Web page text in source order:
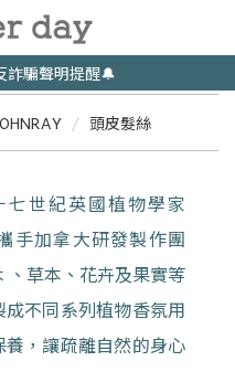
騙聲明提醒🔔
頭皮髮絲
七世紀英國植物學家
手加拿大研發製作團
、草本、花卉及果實等
不同系列植物香氛用
，讓疏離自然的身心